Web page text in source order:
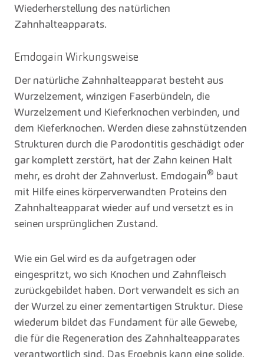
Wiederherstellung des natürlichen
Zahnhalteapparats.
Emdogain Wirkungsweise
Der natürliche Zahnhalteapparat besteht aus
Wurzelzement, winzigen Faserbündeln, die
Wurzelzement und Kieferknochen verbinden, und
dem Kieferknochen. Werden diese zahnstützenden
Strukturen durch die Parodontitis geschädigt oder
gar komplett zerstört, hat der Zahn keinen Halt
mehr, es droht der Zahnverlust. Emdogain® baut
mit Hilfe eines körperverwandten Proteins den
Zahnhalteapparat wieder auf und versetzt es in
seinen ursprünglichen Zustand.
Wie ein Gel wird es da aufgetragen oder
eingespritzt, wo sich Knochen und Zahnfleisch
zurückgebildet haben. Dort verwandelt es sich an
der Wurzel zu einer zementartigen Struktur. Diese
wiederum bildet das Fundament für alle Gewebe,
die für die Regeneration des Zahnhalteapparates
verantwortlich sind. Das Ergebnis kann eine solide,